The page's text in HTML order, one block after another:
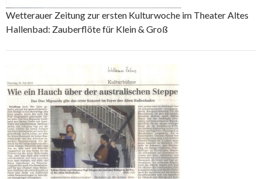
Wetterauer Zeitung zur ersten Kulturwoche im Theater Altes
Hallenbad: Zauberflöte für Klein & Groß